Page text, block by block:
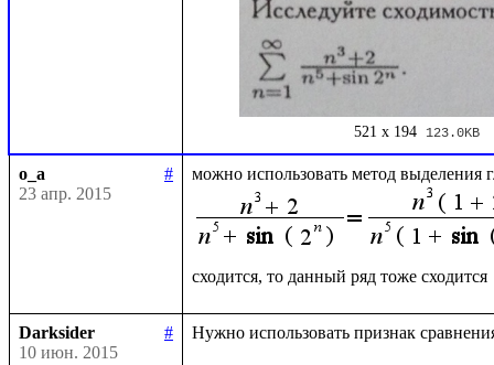
521 x 194 123.0KB
o_a
#
23 апр. 2015
можно использовать метод выделения
Darksider
#
10 июн. 2015
Нужно использовать признак